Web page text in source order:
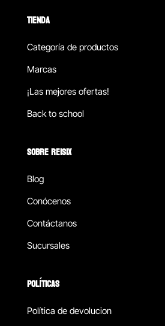
TIENDA
Categoría de productos
Marcas
¡Las mejores ofertas!
Back to school
SOBRE REISIX
Blog
Conócenos
Contáctanos
Sucursales
POLÍTICAS
Política de devolucion